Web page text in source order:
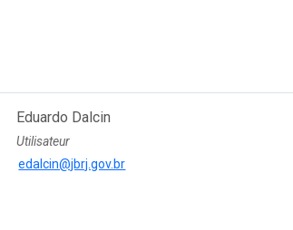
Eduardo Dalcin
Utilisateur
edalcin@jbrj.gov.br